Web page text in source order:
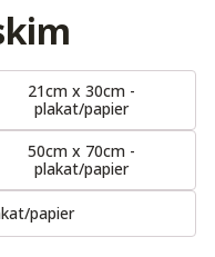
21cm x 30cm -
plakat/papier
50cm x 70cm -
plakat/papier
papier